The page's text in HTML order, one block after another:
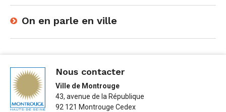
On en parle en ville
Nous contacter
Ville de Montrouge
43, avenue de la République
92 121 Montrouge Cedex